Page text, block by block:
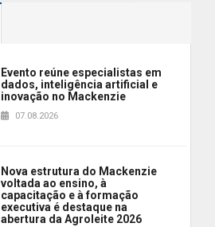
Evento reúne especialistas em
dados, inteligência artificial e
inovação no Mackenzie
07.08.2026
Nova estrutura do Mackenzie
voltada ao ensino, à
capacitação e à formação
executiva é destaque na
abertura da Agroleite 2026